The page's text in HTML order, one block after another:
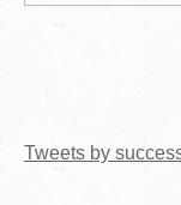
Tweets by